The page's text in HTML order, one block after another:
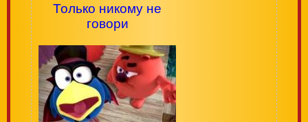
Только никому не
говори